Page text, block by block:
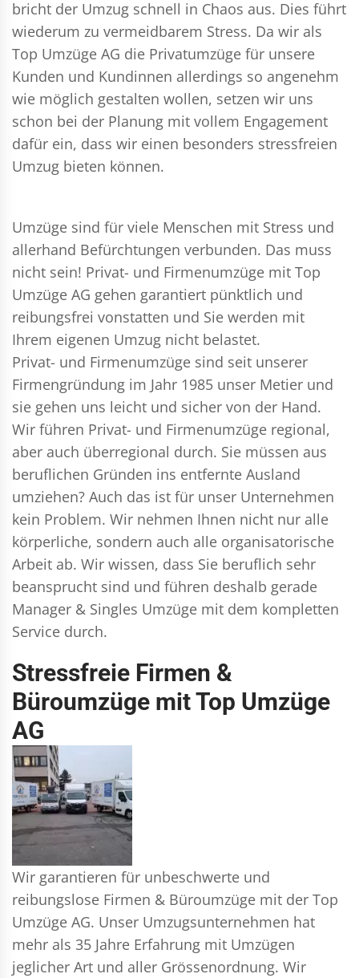
bricht der Umzug schnell in Chaos aus. Dies führt
wiederum zu vermeidbarem Stress. Da wir als
Top Umzüge AG die Privatumzüge für unsere
Kunden und Kundinnen allerdings so angenehm
wie möglich gestalten wollen, setzen wir uns
schon bei der Planung mit vollem Engagement
dafür ein, dass wir einen besonders stressfreien
Umzug bieten können.
Umzüge sind für viele Menschen mit Stress und
allerhand Befürchtungen verbunden. Das muss
nicht sein! Privat- und Firmenumzüge mit Top
Umzüge AG gehen garantiert pünktlich und
reibungsfrei vonstatten und Sie werden mit
Ihrem eigenen Umzug nicht belastet.
Privat- und Firmenumzüge sind seit unserer
Firmengründung im Jahr 1985 unser Metier und
sie gehen uns leicht und sicher von der Hand.
Wir führen Privat- und Firmenumzüge regional,
aber auch überregional durch. Sie müssen aus
beruflichen Gründen ins entfernte Ausland
umziehen? Auch das ist für unser Unternehmen
kein Problem. Wir nehmen Ihnen nicht nur alle
körperliche, sondern auch alle organisatorische
Arbeit ab. Wir wissen, dass Sie beruflich sehr
beansprucht sind und führen deshalb gerade
Manager & Singles Umzüge mit dem kompletten
Service durch.
Stressfreie Firmen &
Büroumzüge mit Top Umzüge
AG
Wir garantieren für unbeschwerte und
reibungslose Firmen & Büroumzüge mit der Top
Umzüge AG. Unser Umzugsunternehmen hat
mehr als 35 Jahre Erfahrung mit Umzügen
jeglicher Art und aller Grössenordnung. Wir